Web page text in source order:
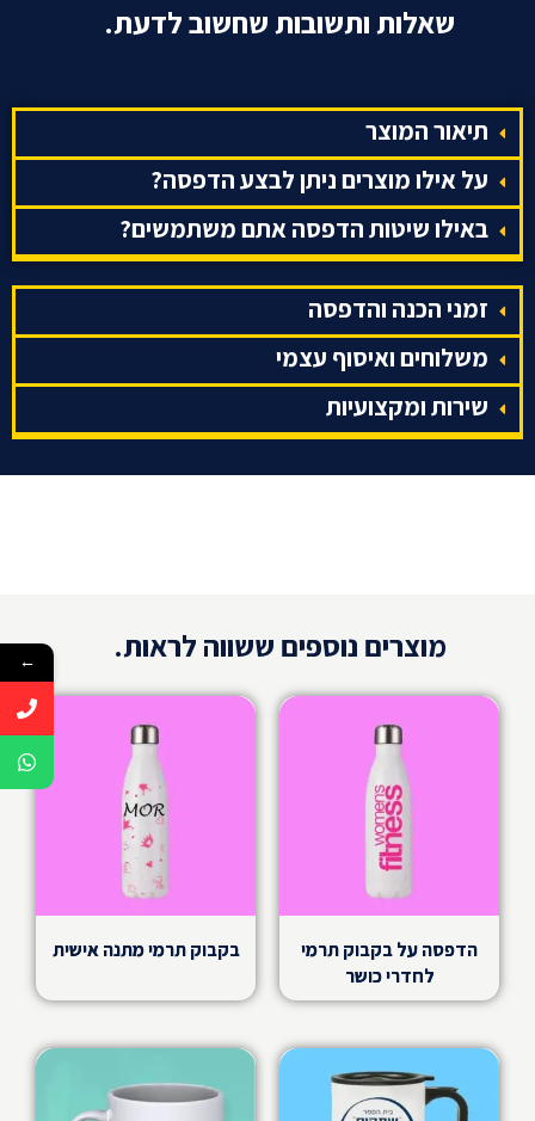
שאלות ותשובות שחשוב לדעת.
תיאור המוצר
על אילו מוצרים ניתן לבצע הדפסה?
באילו שיטות הדפסה אתם משתמשים?
זמני הכנה והדפסה
משלוחים ואיסוף עצמי
שירות ומקצועיות
מוצרים נוספים ששווה לראות.
הדפסה על בקבוק תרמי
לחדרי כושר
בקבוק תרמי מתנה אישית
←